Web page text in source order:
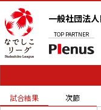
一般社団法
TOP PARTNER
試合結果 次節